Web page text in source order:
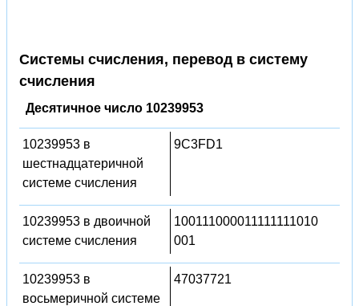
Системы счисления, перевод в систему
счисления
Десятичное число 10239953
10239953 в
шестнадцатеричной
системе счисления
9C3FD1
10239953 в двоичной
системе счисления
100111000011111111010
001
10239953 в
восьмеричной системе
47037721